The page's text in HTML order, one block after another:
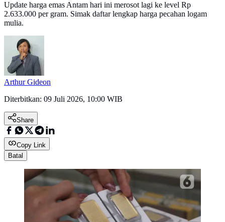
Update harga emas Antam hari ini merosot lagi ke level Rp
2.633.000 per gram. Simak daftar lengkap harga pecahan logam
mulia.
Arthur Gideon
Diterbitkan: 09 Juli 2026, 10:00 WIB
Share
Copy Link
Batal